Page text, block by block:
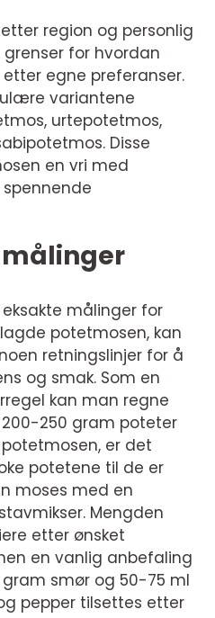
region og personlig
for hvordan
egne preferanser.
variantene
urtepotetmos,
Disse
en vri med
målinger for
potetmosen, kan
retningslinjer for å
og smak. Som en
kan man regne
250 gram poteter
er det
potetene til de er
moses med en
Mengden
etter ønsket
en vanlig anbefaling
smør og 50-75 ml
pepper tilsettes etter